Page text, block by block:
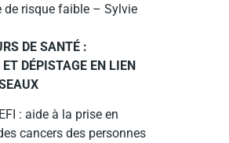
de risque faible – Sylvie
DE SANTÉ :
DÉPISTAGE EN LIEN
: aide à la prise en
cancers des personnes